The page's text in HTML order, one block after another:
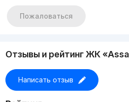
Пожаловаться
Отзывы и рейтинг ЖК
Написать отзыв